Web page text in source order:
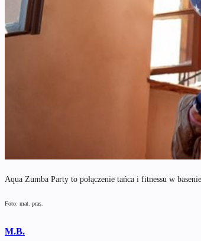
Aqua Zumba Party to połączenie tańca i fitnessu w basenie
Foto: mat. pras.
M.B.